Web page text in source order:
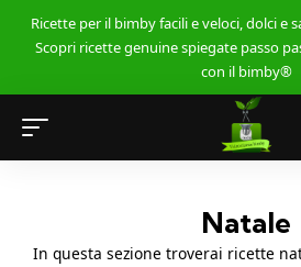
Ricette per il bimby facili e veloci, dolci e
Scopri ricette genuine spiegate passo
con il bimby®
Natale
In questa sezione troverai ricette